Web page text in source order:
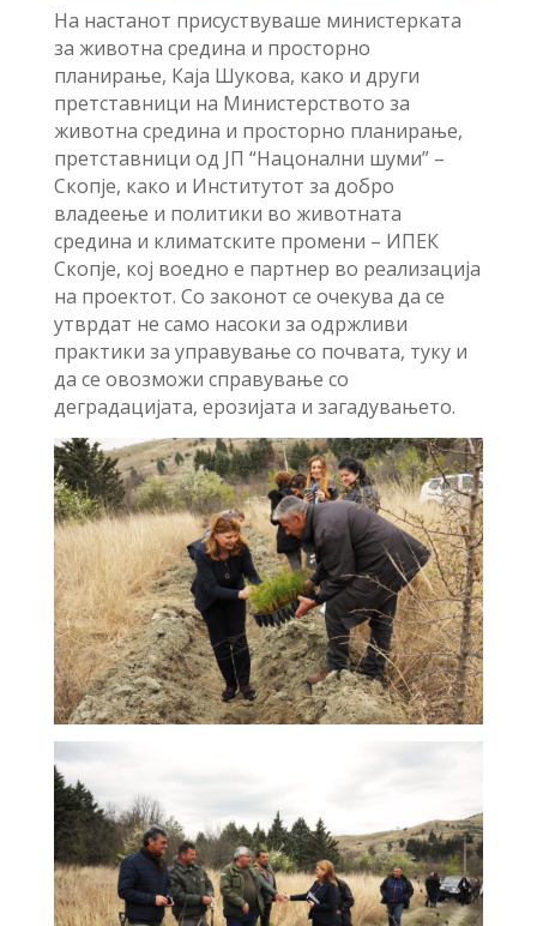
На настанот присуствуваше министерката
за животна средина и просторно
планирање, Каја Шукова, како и други
претставници на Министерството за
животна средина и просторно планирање,
претставници од ЈП “Нацонални шуми” –
Скопје, како и Институтот за добро
владеење и политики во животната
средина и климатските промени – ИПЕК
Скопје, кој воедно е партнер во реализација
на проектот. Со законот се очекува да се
утврдат не само насоки за одржливи
практики за управување со почвата, туку и
да се овозможи справување со
деградацијата, ерозијата и загадувањето.